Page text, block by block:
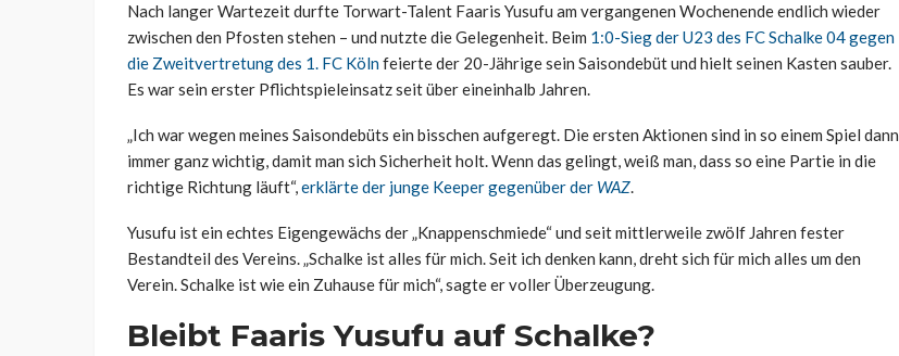
Nach langer Wartezeit durfte Torwart-Talent Faaris Yusufu am vergangenen Wochenende endlich wieder
zwischen den Pfosten stehen – und nutzte die Gelegenheit. Beim 1:0-Sieg der U23 des FC Schalke 04 gegen
die Zweitvertretung des 1. FC Kölnfeierte der 20-Jährige sein Saisondebüt und hielt seinen Kasten sauber.
Es war sein erster Pflichtspieleinsatz seit über eineinhalb Jahren.
„Ich war wegen meines Saisondebüts ein bisschen aufgeregt. Die ersten Aktionen sind in so einem Spiel dann
immer ganz wichtig, damit man sich Sicherheit holt. Wenn das gelingt, weiß man, dass so eine Partie in die
richtige Richtung läuft“,erklärte der junge Keeper gegenüber der WAZ.
Yusufu ist ein echtes Eigengewächs der „Knappenschmiede“ und seit mittlerweile zwölf Jahren fester
Bestandteil des Vereins. „Schalke ist alles für mich. Seit ich denken kann, dreht sich für mich alles um den
Verein. Schalke ist wie ein Zuhause für mich“, sagte er voller Überzeugung.
Bleibt Faaris Yusufu auf Schalke?